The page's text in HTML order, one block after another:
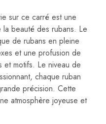
sur ce carré est une
beauté des rubans. Le
de rubans en pleine
et une profusion de
et motifs. Le niveau de
chaque ruban
précision. Cette
atmosphère joyeuse et